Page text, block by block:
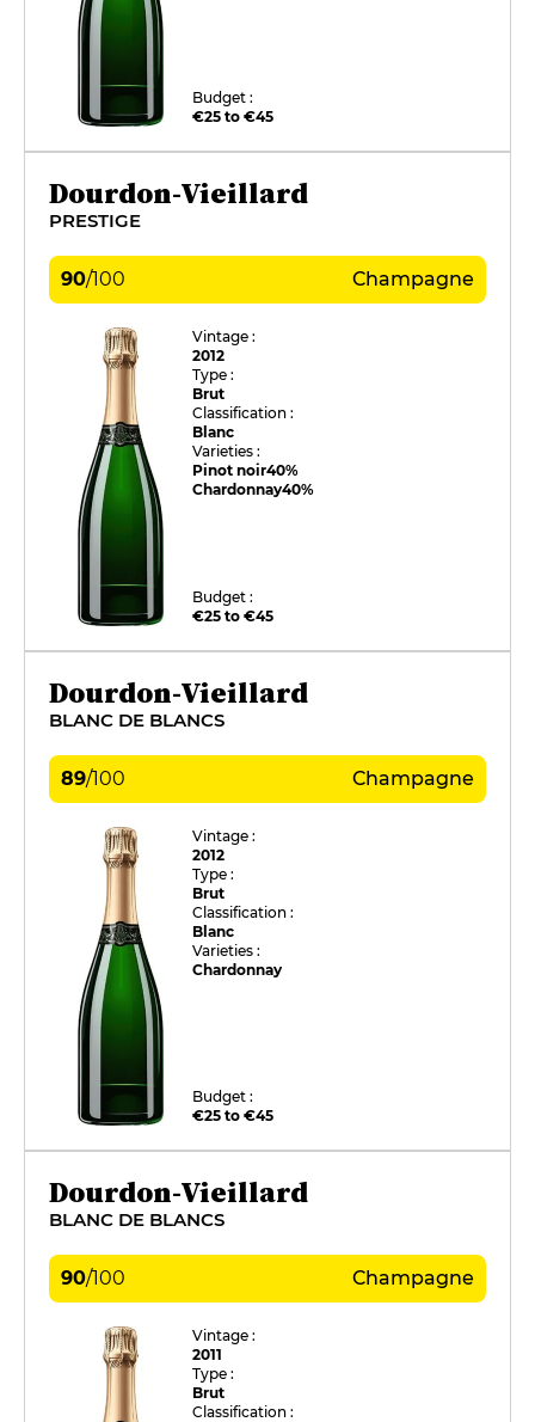
Budget :
€25 to €45
Dourdon-Vieillard
PRESTIGE
90/100 Champagne
Vintage :
2012
Type :
Brut
Classification :
Blanc
Varieties :
Pinot noir40%
Chardonnay40%
Budget :
€25 to €45
Dourdon-Vieillard
BLANC DE BLANCS
89/100 Champagne
Vintage :
2012
Type :
Brut
Classification :
Blanc
Varieties :
Chardonnay
Budget :
€25 to €45
Dourdon-Vieillard
BLANC DE BLANCS
90/100 Champagne
Vintage :
2011
Type :
Brut
Classification :